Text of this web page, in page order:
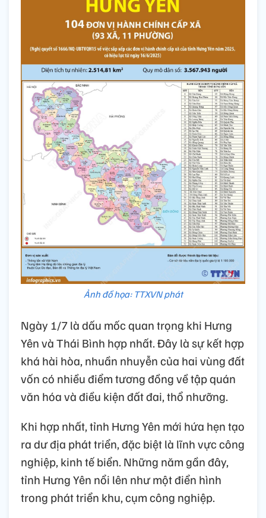
Ảnh đồ họa: TTXVN phát
Ngày 1/7 là dấu mốc quan trọng khi Hưng
Yên và Thái Bình hợp nhất. Đây là sự kết hợp
khá hài hòa, nhuần nhuyễn của hai vùng đất
vốn có nhiều điểm tương đồng về tập quán
văn hóa và điều kiện đất đai, thổ nhưỡng.
Khi hợp nhất, tỉnh Hưng Yên mới hứa hẹn tạo
ra dư địa phát triển, đặc biệt là lĩnh vực công
nghiệp, kinh tế biển. Những năm gần đây,
tỉnh Hưng Yên nổi lên như một điển hình
trong phát triển khu, cụm công nghiệp.